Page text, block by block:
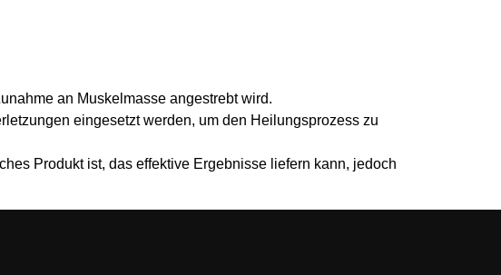
an Muskelmasse angestrebt wird.
eingesetzt werden, um den Heilungsprozess zu
Produkt ist, das effektive Ergebnisse liefern kann, jedoch